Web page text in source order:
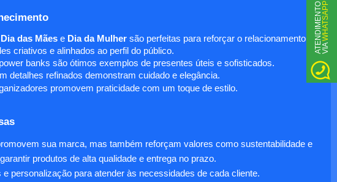
Dia das Mães e Dia da Mulher são perfeitas para reforçar o relacionamento
criativos e alinhados ao perfil do público.
banks são ótimos exemplos de presentes úteis e sofisticados.
detalhes refinados demonstram cuidado e elegância.
promovem praticidade com um toque de estilo.
sua marca, mas também reforçam valores como sustentabilidade e
produtos de alta qualidade e entrega no prazo.
personalização para atender às necessidades de cada cliente.
A
TE
N
D
I
M
E
N
T
O
V
I
AWHATSAPP